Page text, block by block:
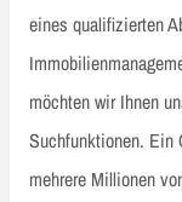
eines qualifizierten
möchten wir Ihnen
Suchfunktionen. Ein
mehrere Millionen